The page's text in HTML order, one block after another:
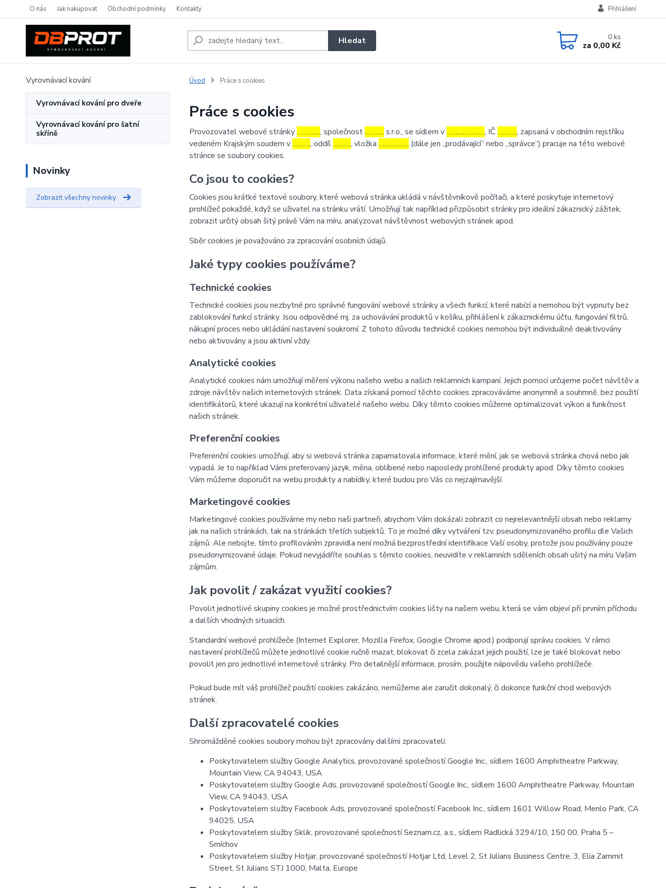
O nás Jak nakupovat Obchodní podmínky Kontakty Přihlášení
Hledat 0ks
za 0,00 Kč
Vyrovnávací kování
Vyrovnávací kování pro dveře
Vyrovnávací kování pro šatní
skříně
Novinky
Zobrazit všechny novinky
Úvod Práce s cookies
Práce s cookies
Provozovatel webové stránky…………., společnost……….. s.r.o., se sídlem v…………………, IČ ……….., zapsaná v obchodním rejstříku
vedeném Krajským soudem v………., oddíl………., vložka …………….. (dále jen „prodávající“ nebo „správce“) pracuje na této webové
stránce se soubory cookies.
Co jsou to cookies?
Cookies jsou krátké textové soubory, které webová stránka ukládá v návštěvníkově počítači, a které poskytuje internetový
prohlížeč pokaždé, když se uživatel na stránku vrátí. Umožňují tak například přizpůsobit stránky pro ideální zákaznický zážitek,
zobrazit určitý obsah šitý právě Vám na míru, analyzovat návštěvnost webových stránek apod.
Sběr cookies je považováno za zpracování osobních údajů.
Jaké typy cookies používáme?
Technické cookies
Technické cookies jsou nezbytné pro správné fungování webové stránky a všech funkcí, které nabízí a nemohou být vypnuty bez
zablokování funkcí stránky. Jsou odpovědné mj. za uchovávání produktů v košíku, přihlášení k zákaznickému účtu, fungování filtrů,
nákupní proces nebo ukládání nastavení soukromí. Z tohoto důvodu technické cookies nemohou být individuálně deaktivovány
nebo aktivovány a jsou aktivní vždy.
Analytické cookies
Analytické cookies nám umožňují měření výkonu našeho webu a našich reklamních kampaní. Jejich pomocí určujeme počet návštěv a
zdroje návštěv našich internetových stránek. Data získaná pomocí těchto cookies zpracováváme anonymně a souhrnně, bez použití
identifikátorů, které ukazují na konkrétní uživatelé našeho webu. Díky těmto cookies můžeme optimalizovat výkon a funkčnost
našich stránek.
Preferenční cookies
Preferenční cookies umožňují, aby si webová stránka zapamatovala informace, které mění, jak se webová stránka chová nebo jak
vypadá. Je to například Vámi preferovaný jazyk, měna, oblíbené nebo naposledy prohlížené produkty apod. Díky těmto cookies
Vám můžeme doporučit na webu produkty a nabídky, které budou pro Vás co nejzajímavější.
Marketingové cookies
Marketingové cookies používáme my nebo naši partneři, abychom Vám dokázali zobrazit co nejrelevantnější obsah nebo reklamy
jak na našich stránkách, tak na stránkách třetích subjektů. To je možné díky vytváření tzv. pseudonymizovaného profilu dle Vašich
zájmů. Ale nebojte, tímto profilováním zpravidla není možná bezprostřední identifikace Vaší osoby, protože jsou používány pouze
pseudonymizované údaje. Pokud nevyjádříte souhlas s těmito cookies, neuvidíte v reklamních sděleních obsah ušitý na míru Vašim
zájmům.
Jak povolit / zakázat využití cookies?
Povolit jednotlivé skupiny cookies je možné prostřednictvím cookies lišty na našem webu, která se vám objeví při prvním příchodu
a dalších vhodných situacích.
Standardní webové prohlížeče (Internet Explorer, Mozilla Firefox, Google Chrome apod.) podporují správu cookies. V rámci
nastavení prohlížečů můžete jednotlivé cookie ručně mazat, blokovat či zcela zakázat jejich použití, lze je také blokovat nebo
povolit jen pro jednotlivé internetové stránky. Pro detailnější informace, prosím, použijte nápovědu vašeho prohlížeče.
Pokud bude mít váš prohlížeč použití cookies zakázáno, nemůžeme ale zaručit dokonalý, či dokonce funkční chod webových
stránek.
Další zpracovatelé cookies
Shromážděné cookies soubory mohou být zpracovány dalšími zpracovateli:
Poskytovatelem služby Google Analytics, provozované společností Google Inc., sídlem 1600 Amphitheatre Parkway,
Mountain View, CA 94043, USA
Poskytovatelem služby Google Ads, provozované společností Google Inc., sídlem 1600 Amphitheatre Parkway, Mountain
View, CA 94043, USA
Poskytovatelem služby Facebook Ads, provozované společností Facebook Inc., sídlem 1601 Willow Road, Menlo Park, CA
94025, USA
Poskytovatelem služby Sklik, provozované společností Seznam.cz, a.s., sídlem Radlická 3294/10, 150 00, Praha 5 –
Smíchov
Poskytovatelem služby Hotjar, provozované společností Hotjar Ltd, Level 2, St Julians Business Centre, 3, Elia Zammit
Street, St Julians STJ 1000, Malta, Europe